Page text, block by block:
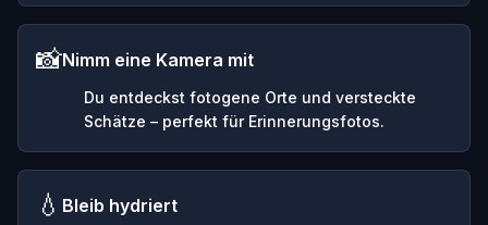
📸Nimm eine Kamera mit
Du entdeckst fotogene Orte und versteckte
Schätze – perfekt für Erinnerungsfotos.
💧 Bleib hydriert